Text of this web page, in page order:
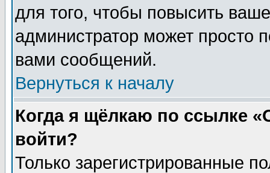
для того, чтобы повысить
администратор может просто
вами сообщений.
Вернуться к началу
Когда я щёлкаю по ссылке
войти?
Только зарегистрированные